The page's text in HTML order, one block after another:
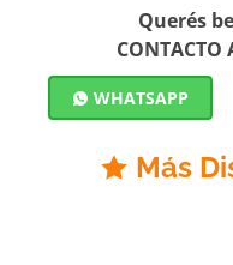
Querés
CONTACTO
WHATSAPP
Más